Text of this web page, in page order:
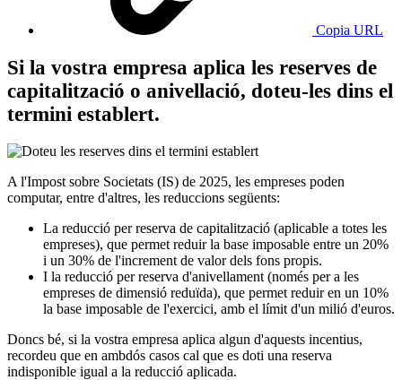
Copia URL
Si la vostra empresa aplica les reserves de
capitalització o anivellació, doteu-les dins el
termini establert.
A l'Impost sobre Societats (IS) de 2025, les empreses poden
computar, entre d'altres, les reduccions següents:
La reducció per reserva de capitalització (aplicable a totes les
empreses), que permet reduir la base imposable entre un 20%
i un 30% de l'increment de valor dels fons propis.
I la reducció per reserva d'anivellament (només per a les
empreses de dimensió reduïda), que permet reduir en un 10%
la base imposable de l'exercici, amb el límit d'un milió d'euros.
Doncs bé, si la vostra empresa aplica algun d'aquests incentius,
recordeu que en ambdós casos cal que es doti una reserva
indisponible igual a la reducció aplicada.